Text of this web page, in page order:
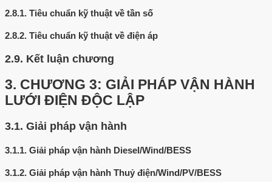
2.8.1. Tiêu chuẩn kỹ thuật về tần số
2.8.2. Tiêu chuẩn kỹ thuật về điện áp
2.9. Kết luận chương
3. CHƯƠNG 3: GIẢI PHÁP VẬN HÀNH
LƯỚI ĐIỆN ĐỘC LẬP
3.1. Giải pháp vận hành
3.1.1. Giải pháp vận hành Diesel/Wind/BESS
3.1.2. Giải pháp vận hành Thuỷ điện/Wind/PV/BESS